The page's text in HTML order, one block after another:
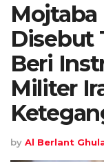
Disebut
Beri
Militer
by Al Berlant